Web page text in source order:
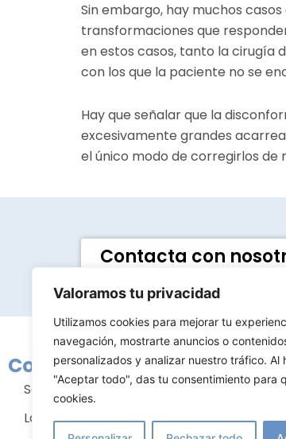
Valoramos tu privacidad
Utilizamos cookies para mejorar tu
navegación, mostrarte anuncios o
personalizados y analizar nuestro tráfico. Al
"Aceptar todo", das tu consentimiento para
cookies.
Sin embargo, hay muchos
transformaciones que
en estos casos, tanto la cirugía
con los que la paciente no se
Hay que señalar que la
excesivamente grandes
el único modo de corregirlos de
Contacta con
Conócenos
Sobre nosotros
La clínica